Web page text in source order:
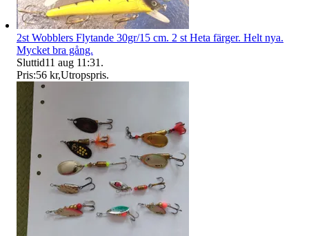
2st Wobblers Flytande 30gr/15 cm. 2 st Heta färger. Helt nya.
Mycket bra gång.
Sluttid11 aug 11:31 .
Pris:56 kr,Utropspris.